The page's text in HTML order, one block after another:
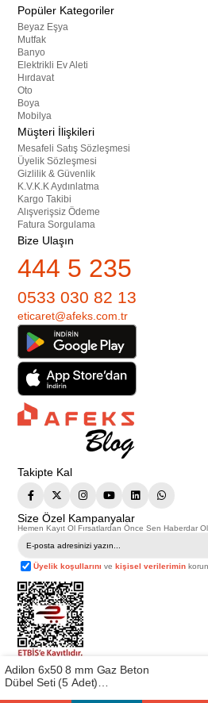
Popüler Kategoriler
Beyaz Eşya
Mutfak
Banyo
Elektrikli Ev Aleti
Hırdavat
Oto
Boya
Mobilya
Müşteri İlişkileri
Mesafeli Satış Sözleşmesi
Üyelik Sözleşmesi
Gizlilik & Güvenlik
K.V.K.K Aydınlatma
Kargo Takibi
Alışverişsiz Ödeme
Fatura Sorgulama
Bize Ulaşın
444 5 235
0533 030 82 13
eticaret@afeks.com.tr
Takipte Kal
Size Özel Kampanyalar
Hemen Kayıt Ol Fırsatlardan Önce Sen Haberdar
Üyelik koşullarını vekişisel verilerimin
Telif Hakkı © 2026Afeks Yapı Market
Bu web sitesindeki tüm ürünler ticari
görsel ve yazılı içerikler firmamıza ait olup,
Adilon 6x50 8 mm Gaz Beton
Dübel Seti (5 Adet)